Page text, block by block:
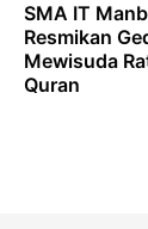
SMA IT
Resmikan
Mewisuda
Quran